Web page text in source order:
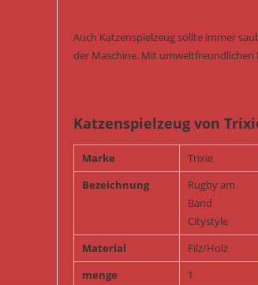
Auch Katzenspielzeug sollte immer
der Maschine. Mit umweltfreundlichen
Katzenspielzeug von
Marke
Trixie
Bezeichnung
Rugby am
Band
Citystyle
Material
Filz/Holz
menge
1